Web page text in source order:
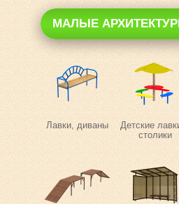
МАЛЫЕ
Лавки, диваны
Детские
столики